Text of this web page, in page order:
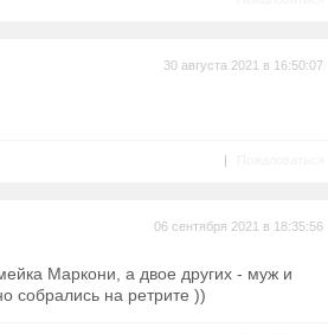
30 августа 2021 в 16:50:07
|
06 сентября 2021 в 18:35:56
Маркони, а двое других - муж и
собрались на ретрите ))